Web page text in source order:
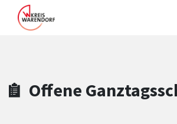
Zum Header
Zum Hauptinhalt
Zum Footer
Zum Hauptinhalt springen
Offene